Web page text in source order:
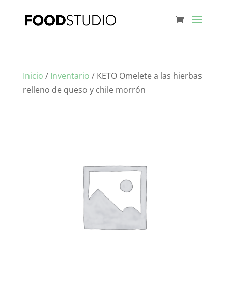
Inicio / Inventario / KETO Omelete a las hierbas
relleno de queso y chile morrón